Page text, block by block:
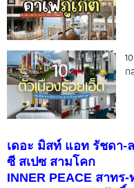
ก
เดอะ มิสท์ แอท รัชดา-
ซี สเปซ สามโคก
INNER PEACE สาทร-